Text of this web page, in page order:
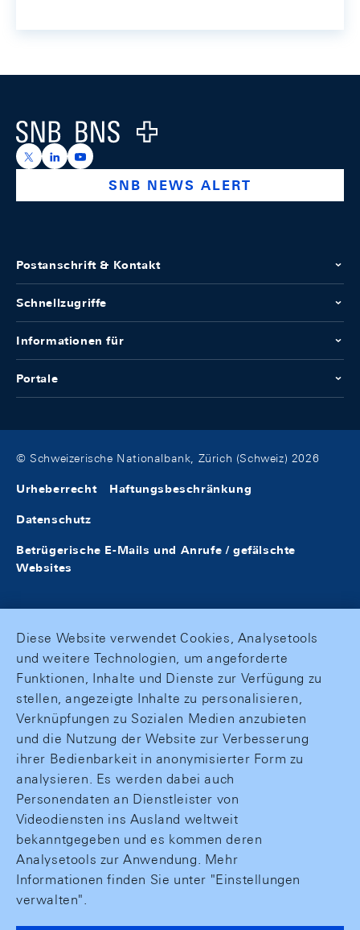
Logo
https://x.com/snb_bns
https://ch.linkedin.com/company/swiss-national-
https://www.youtube.com/@swissnationalbank
SNB NEWS ALERT
Postanschrift & Kontakt
Schnellzugriffe
Informationen für
Portale
© Schweizerische Nationalbank, Zürich (Schweiz) 2026
Urheberrecht Haftungsbeschränkung
Datenschutz
Betrügerische E-Mails und Anrufe / gefälschte
Websites
Diese Website verwendet Cookies, Analysetools
und weitere Technologien, um angeforderte
Funktionen, Inhalte und Dienste zur Verfügung zu
stellen, angezeigte Inhalte zu personalisieren,
Verknüpfungen zu Sozialen Medien anzubieten
und die Nutzung der Website zur Verbesserung
ihrer Bedienbarkeit in anonymisierter Form zu
analysieren. Es werden dabei auch
Personendaten an Dienstleister von
Videodiensten ins Ausland weltweit
bekanntgegeben und es kommen deren
Analysetools zur Anwendung. Mehr
Informationen finden Sie unter "Einstellungen
verwalten".